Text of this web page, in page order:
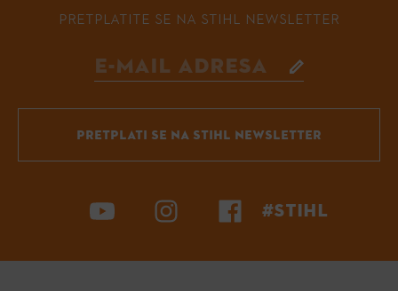
PRETPLATITE SE NA STIHL NEWSLETTER
PRETPLATI SE NA STIHL NEWSLETTER
#STIHL